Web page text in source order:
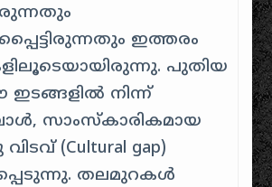
ഇത്തരം
പുതിയ
നിന്ന്
സാംസ്കാരികമായ
(Cultural gap)
തലമുറകൾ